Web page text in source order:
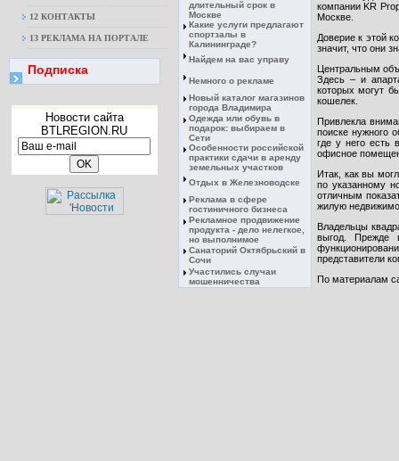
12 КОНТАКТЫ
13 РЕКЛАМА НА ПОРТАЛЕ
Подписка
Новости сайта
BTLREGION.RU
длительный срок в
Москве
Какие услуги предлагают
спортзалы в
Калининграде?
Найдем на вас управу
Немного о рекламе
Новый каталог магазинов
города Владимира
Одежда или обувь в
подарок: выбираем в
Сети
Особенности российской
практики сдачи в аренду
земельных участков
Отдых в Железноводске
Реклама в сфере
гостиничного бизнеса
Рекламное продвижение
продукта - дело нелегкое,
но выполнимое
Санаторий Октябрьский в
Сочи
Участились случаи
мошенничества
компании KR
Москве.
Доверие к этой
значит, что они
Центральным
Здесь – и
которых могут
кошелек.
Привлекла
поиске нужного
где у него есть
офисное
Итак, как вы
по указанному
отличным
жилую
Владельцы
выгод. Прежде
представители
По материалам